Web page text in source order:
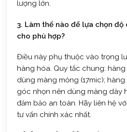
lượng lớn.
3. Làm thế nào để lựa chọn độ
cho phù hợp?
Điều này phụ thuộc vào trọng
hàng hóa. Quy tắc chung:
dùng màng mỏng (17mic);
góc nhọn nên dùng màng dày
đảm bảo an toàn. Hãy liên hệ
tư vấn chính xác nhất.